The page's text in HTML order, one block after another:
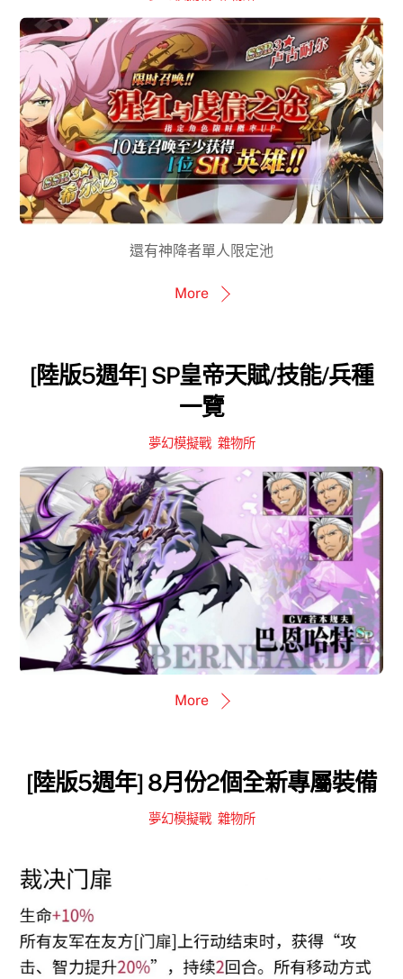
還有神降者單人限定池
More
[陸版5週年] SP皇帝天賦/技能/兵種
一覽
夢幻模擬戰, 雜物所
More
[陸版5週年] 8月份2個全新專屬裝備
夢幻模擬戰, 雜物所